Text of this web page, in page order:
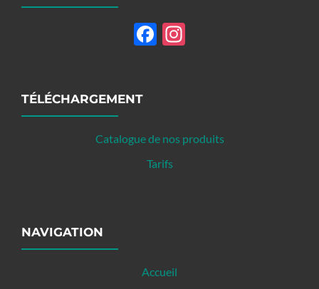
Facebook
TÉLÉCHARGEMENT
Catalogue de nos produits
Tarifs
NAVIGATION
Accueil